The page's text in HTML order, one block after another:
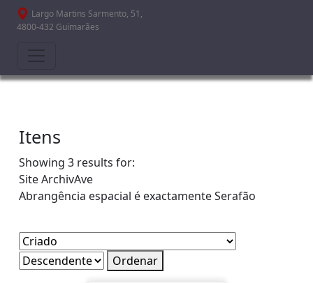
Passar para o conteúdo principal
Largo Martins Sarmento, 51,
4800-432 Guimarães
Itens
Showing 3 results for:
SiteArchivAve
Abrangência espacial é exactamenteSerafão
Ordenar